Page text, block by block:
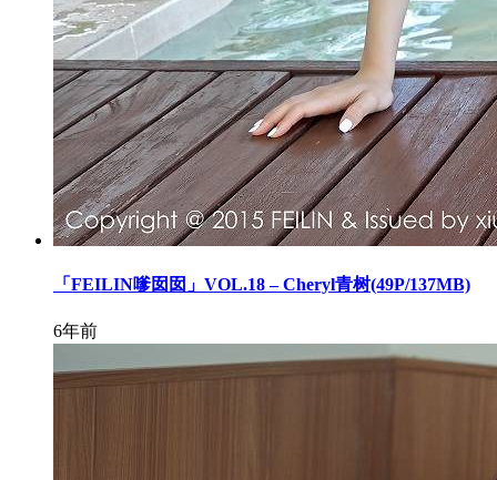
「FEILIN嗲囡囡」VOL.18 – Cheryl青树(49P/137MB)
6年前